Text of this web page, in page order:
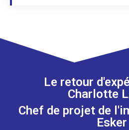
Le retour
Charlotte
Chef de projet de
Esker